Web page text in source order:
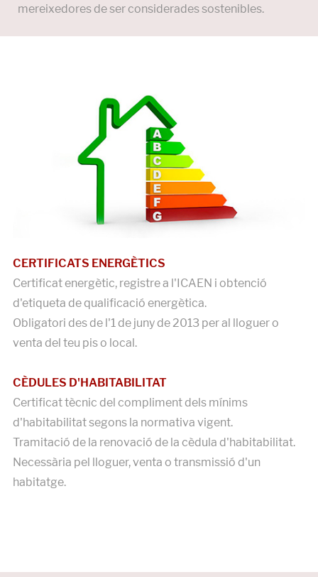
mereixedores de ser considerades sostenibles.
CERTIFICATS ENERGÈTICS
Certificat energètic, registre a l'ICAEN i obtenció
d'etiqueta de qualificació energètica.
Obligatori des de l'1 de juny de 2013 per al lloguer o
venta del teu pis o local.
CÈDULES D'HABITABILITAT
Certificat tècnic del compliment dels mínims
d'habitabilitat segons la normativa vigent.
Tramitació de la renovació de la cèdula d'habitabilitat.
Necessària pel lloguer, venta o transmissió d'un
habitatge.